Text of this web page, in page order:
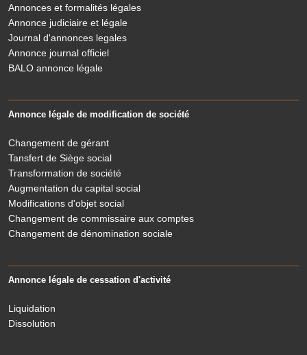
Annonces et formalités légales
Annonce judiciaire et légale
Journal d'annonces legales
Annonce journal officiel
BALO annonce légale
Annonce légale de modification de société
Changement de gérant
Tansfert de Siège social
Transformation de société
Augmentation du capital social
Modifications d'objet social
Changement de commissaire aux comptes
Changement de dénomination sociale
Annonce légale de cessation d'activité
Liquidation
Dissolution